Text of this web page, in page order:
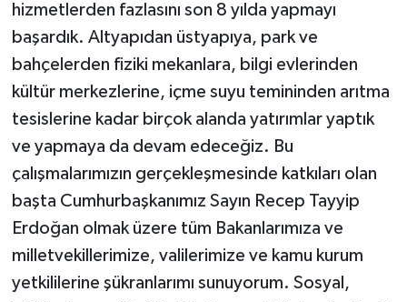
hizmetlerden fazlasını son 8 yılda yapmayı
başardık. Altyapıdan üstyapıya, park ve
bahçelerden fiziki mekanlara, bilgi evlerinden
kültür merkezlerine, içme suyu temininden arıtma
tesislerine kadar birçok alanda yatırımlar yaptık
ve yapmaya da devam edeceğiz. Bu
çalışmalarımızın gerçekleşmesinde katkıları olan
başta Cumhurbaşkanımız Sayın Recep Tayyip
Erdoğan olmak üzere tüm Bakanlarımıza ve
milletvekillerimize, valilerimize ve kamu kurum
yetkililerine şükranlarımı sunuyorum. Sosyal,